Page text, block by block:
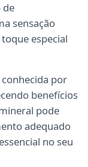
de
sensação
especial
conhecida por
benefícios
pode
adequado
no seu